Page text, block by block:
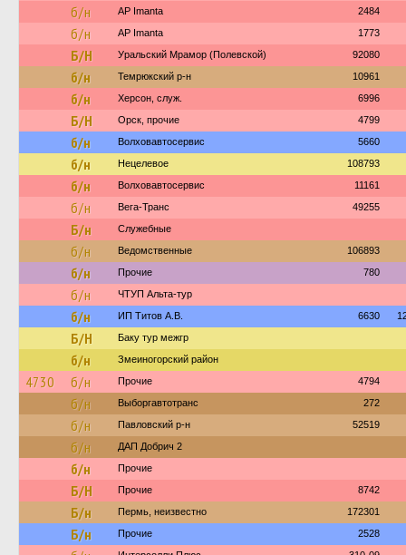
б/н AP Imanta 2484
б/н AP Imanta 1773
Б/Н Уральский Мрамор (Полевской) 92080
б/н Темрюкский р-н 10961
б/н Херсон, служ. 6996
Б/Н Орск, прочие 4799
б/н Волховавтосервис 5660
б/н Нецелевое 108793
б/н Волховавтосервис 11161
б/н Вега-Транс 49255
Б/н Служебные
б/н Ведомственные 106893
б/н Прочие 780
б/н ЧТУП Альта-тур
б/н ИП Титов А.В. 6630
Б/Н Баку тур межгр
б/н Змеиногорский район
4730 б/н Прочие 4794
б/н Выборгавтотранс 272
б/н Павловский р-н 52519
б/н ДАП Добрич 2
б/н Прочие
Б/Н Прочие 8742
Б/н Пермь, неизвестно 172301
Б/н Прочие 2528